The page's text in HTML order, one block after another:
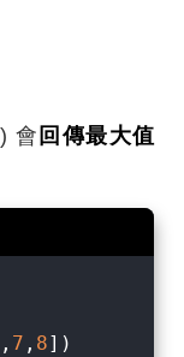
會 回傳最大值
, 7 , 8])